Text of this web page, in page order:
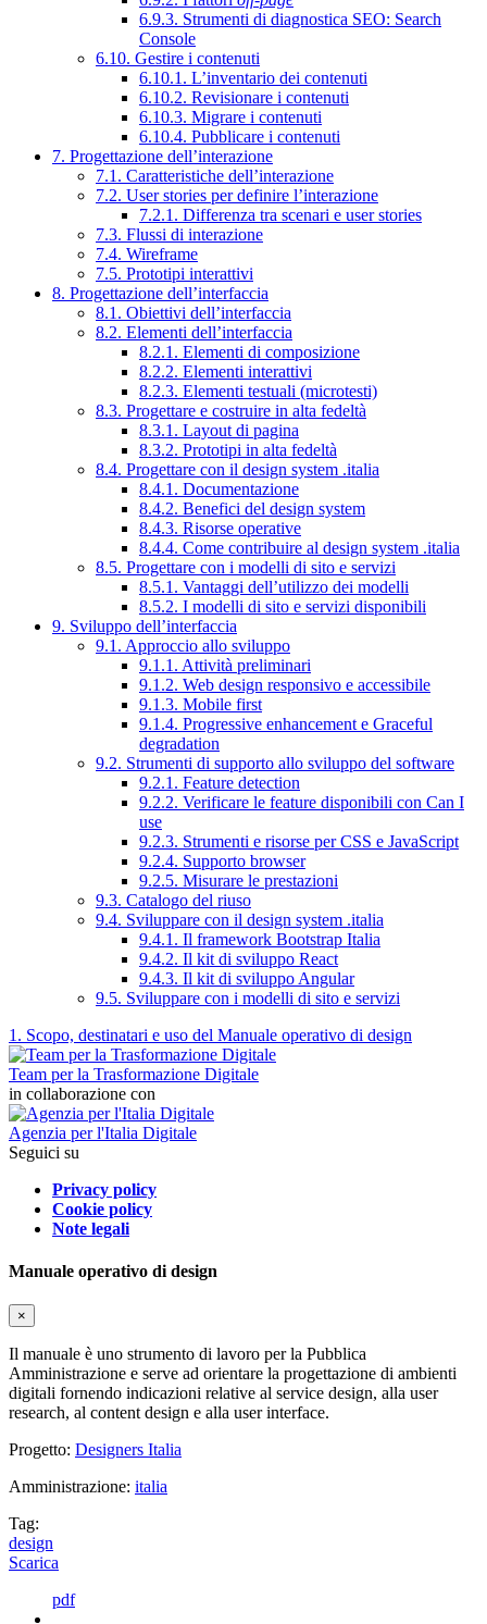
6.9.3. Strumenti di diagnostica SEO: Search
Console
6.10. Gestire i contenuti
6.10.1. L’inventario dei contenuti
6.10.2. Revisionare i contenuti
6.10.3. Migrare i contenuti
6.10.4. Pubblicare i contenuti
7. Progettazione dell’interazione
7.1. Caratteristiche dell’interazione
7.2. User stories per definire l’interazione
7.2.1. Differenza tra scenari e user stories
7.3. Flussi di interazione
7.4. Wireframe
7.5. Prototipi interattivi
8. Progettazione dell’interfaccia
8.1. Obiettivi dell’interfaccia
8.2. Elementi dell’interfaccia
8.2.1. Elementi di composizione
8.2.2. Elementi interattivi
8.2.3. Elementi testuali (microtesti)
8.3. Progettare e costruire in alta fedeltà
8.3.1. Layout di pagina
8.3.2. Prototipi in alta fedeltà
8.4. Progettare con il design system .italia
8.4.1. Documentazione
8.4.2. Benefici del design system
8.4.3. Risorse operative
8.4.4. Come contribuire al design system .italia
8.5. Progettare con i modelli di sito e servizi
8.5.1. Vantaggi dell’utilizzo dei modelli
8.5.2. I modelli di sito e servizi disponibili
9. Sviluppo dell’interfaccia
9.1. Approccio allo sviluppo
9.1.1. Attività preliminari
9.1.2. Web design responsivo e accessibile
9.1.3. Mobile first
9.1.4. Progressive enhancement e Graceful
degradation
9.2. Strumenti di supporto allo sviluppo del software
9.2.1. Feature detection
9.2.2. Verificare le feature disponibili con Can I
use
9.2.3. Strumenti e risorse per CSS e JavaScript
9.2.4. Supporto browser
9.2.5. Misurare le prestazioni
9.3. Catalogo del riuso
9.4. Sviluppare con il design system .italia
9.4.1. Il framework Bootstrap Italia
9.4.2. Il kit di sviluppo React
9.4.3. Il kit di sviluppo Angular
9.5. Sviluppare con i modelli di sito e servizi
1. Scopo, destinatari e uso del Manuale operativo di design
Team per la Trasformazione Digitale
in collaborazione con
Agenzia per l'Italia Digitale
Seguici su
Privacy policy
Cookie policy
Note legali
Manuale operativo di design
×
Il manuale è uno strumento di lavoro per la Pubblica
Amministrazione e serve ad orientare la progettazione di ambienti
digitali fornendo indicazioni relative al service design, alla user
research, al content design e alla user interface.
Progetto: Designers Italia
Amministrazione: italia
Tag:
design
Scarica
pdf